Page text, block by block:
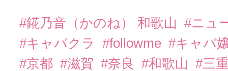
#錵乃音（かのね） 和歌山
#ニュ
#キャバクラ
#followme #キャバ
#京都 #滋賀 #奈良 #和歌山
#三